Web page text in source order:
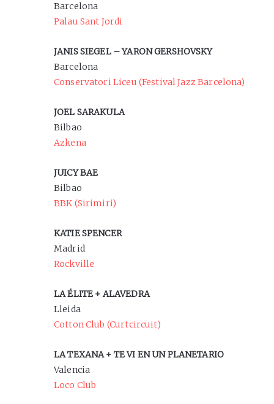
Barcelona
Palau Sant Jordi
JANIS SIEGEL – YARON GERSHOVSKY
Barcelona
Conservatori Liceu (Festival Jazz Barcelona)
JOEL SARAKULA
Bilbao
Azkena
JUICY BAE
Bilbao
BBK (Sirimiri)
KATIE SPENCER
Madrid
Rockville
LA ÉLITE + ALAVEDRA
Lleida
Cotton Club (Curtcircuit)
LA TEXANA + TE VI EN UN PLANETARIO
Valencia
Loco Club